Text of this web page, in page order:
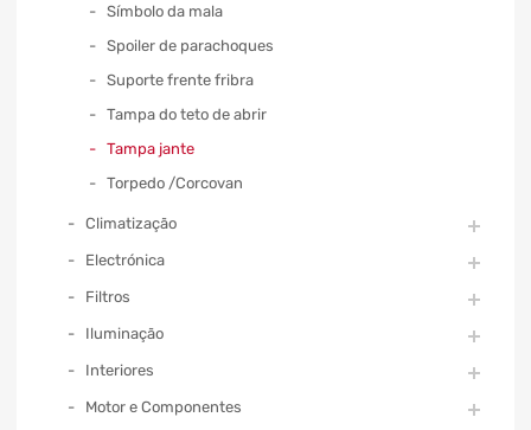
Símbolo da mala
Spoiler de parachoques
Suporte frente fribra
Tampa do teto de abrir
Tampa jante
Torpedo /Corcovan
Climatização
Electrónica
Filtros
Iluminação
Interiores
Motor e Componentes